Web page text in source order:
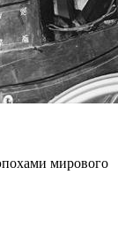
мирового